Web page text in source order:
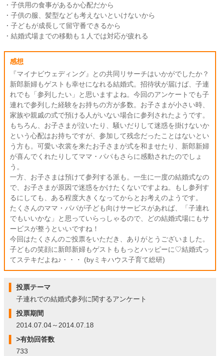
・子供用の食事があるか心配だから
・子供の服、髪型なども考えないといけないから
・子どもが成長して留守番できるから
・結婚式場までの移動も１人では対応が疲れる
感想
『マイナビウェディング』との共同リサーチはいかがでしたか？
新郎新婦もゲストも幸せになれる結婚式。招待状が届けば、子連
れでも「参列したい」と思いますよね。今回のアンケートでも子
連れで参列した経験をお持ちの方が多数。お子さまが小さい時、
家族や親戚の式で預ける人がいない場合に参列されたようです。
もちろん、お子さまが泣いたり、騒いだりして迷惑を掛けないか
という心配はお持ちですが、参加して残念だったことはないとい
う方も。可愛い衣裳を来たお子さまが式を和ませたり、新郎新婦
が喜んでくれたりしてママ・パパもさらに感動されたのでしょ
う。
一方、お子さまは預けて参列する派も。一生に一度の結婚式なの
で、お子さまが原因で迷惑をかけたくないですよね。もし参列す
るにしても、ある程度大きくなってからとお考えのようです。
たくさんのママ・パパが子ども向けサービスがあれば、「子連れ
でもいいかな」と思っていらっしゃるので、どの結婚式場にもサ
ービスが整うといいですね！
今回はたくさんのご投票をいただき、ありがとうございました。
子どもの笑顔に新郎新婦もゲストももっとハッピーに♡結婚式っ
てステキだよね♪・・・ (byミキハウス子育て総研)
投票テーマ
子連れでの結婚式参列に関するアンケート
投票期間
2014.07.04～2014.07.18
>有効回答数
733